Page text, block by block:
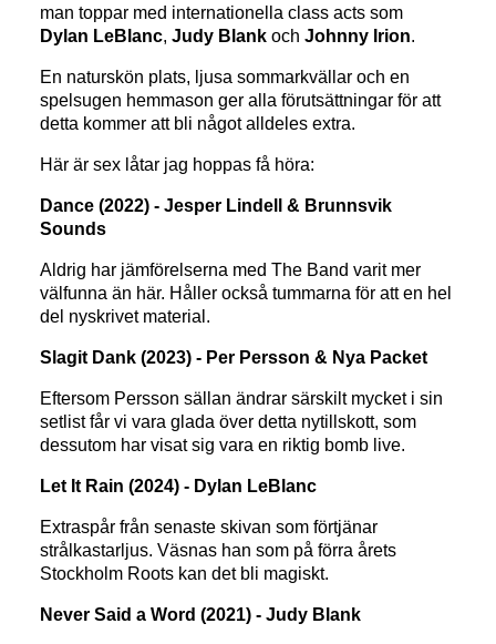
man toppar med internationella class acts som
Dylan LeBlanc,Judy Blank ochJohnny Irion.
En naturskön plats, ljusa sommarkvällar och en
spelsugen hemmason ger alla förutsättningar för att
detta kommer att bli något alldeles extra.
Här är sex låtar jag hoppas få höra:
Dance (2022) - Jesper Lindell & Brunnsvik
Sounds
Aldrig har jämförelserna med The Band varit mer
välfunna än här. Håller också tummarna för att en hel
del nyskrivet material.
Slagit Dank (2023) - Per Persson & Nya Packet
Eftersom Persson sällan ändrar särskilt mycket i sin
setlist får vi vara glada över detta nytillskott, som
dessutom har visat sig vara en riktig bomb live.
Let It Rain (2024) - Dylan LeBlanc
Extraspår från senaste skivan som förtjänar
strålkastarljus. Väsnas han som på förra årets
Stockholm Roots kan det bli magiskt.
Never Said a Word (2021) - Judy Blank